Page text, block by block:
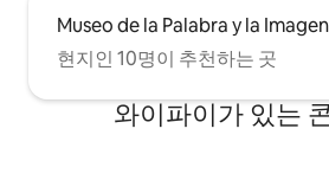
Museo de la Palabra y la Imagen
현지인 10명이 추천하는 곳
와이파이가 있는